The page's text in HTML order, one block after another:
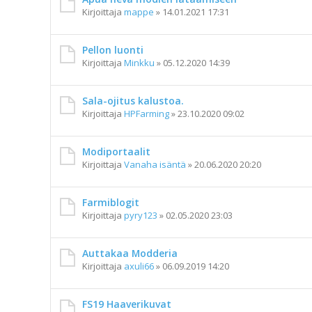
Kirjoittaja mappe » 14.01.2021 17:31
Pellon luonti
Kirjoittaja Minkku » 05.12.2020 14:39
Sala-ojitus kalustoa.
Kirjoittaja HPFarming»23.10.2020 09:02
Modiportaalit
Kirjoittaja Vanaha isäntä »20.06.2020 20:20
Farmiblogit
Kirjoittaja pyry123 » 02.05.2020 23:03
Auttakaa Modderia
Kirjoittaja axuli66» 06.09.2019 14:20
FS19 Haaverikuvat